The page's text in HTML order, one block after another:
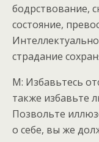
бодрствование,
состояние,
страдание
М: Избавьтесь
также избавьте
Позвольте
о себе, вы же